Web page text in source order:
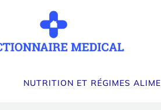
NUTRITION ET RÉGIMES